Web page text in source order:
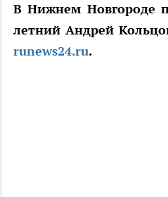
В Нижнем Новгороде
летний Андрей
runews24.ru.